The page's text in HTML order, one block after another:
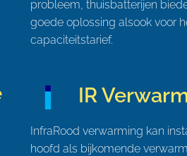
probleem, thuisbatterijen
goede oplossing alsook voor
capaciteitstarief.
IR
InfraRood verwarming kan
hoofd als bijkomende